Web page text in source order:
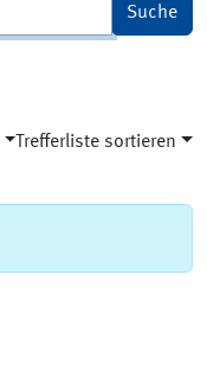
Trefferliste sortieren